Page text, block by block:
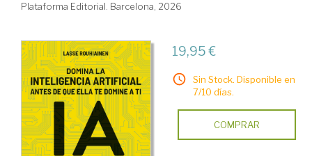
Plataforma Editorial. Barcelona, 2026
19,95 €
Sin Stock. Disponible en
7/10 días.
COMPRAR